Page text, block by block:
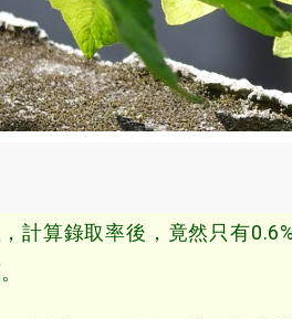
算錄取率後，竟然只有